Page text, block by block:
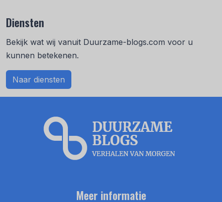
Diensten
Bekijk wat wij vanuit Duurzame-blogs.com voor u
kunnen betekenen.
Naar diensten
Meer informatie